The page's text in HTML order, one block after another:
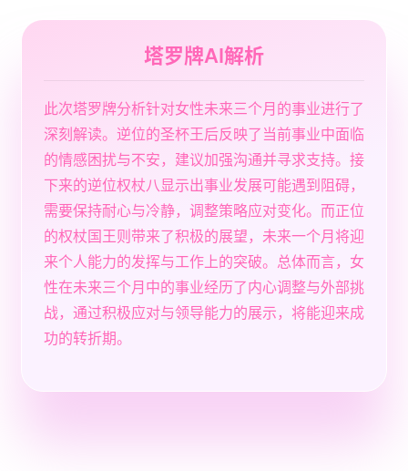
塔罗牌AI解析
此次塔罗牌分析针对女性未来三个月的事业进行了
深刻解读。逆位的圣杯王后反映了当前事业中面临
的情感困扰与不安，建议加强沟通并寻求支持。接
下来的逆位权杖八显示出事业发展可能遇到阻碍，
需要保持耐心与冷静，调整策略应对变化。而正位
的权杖国王则带来了积极的展望，未来一个月将迎
来个人能力的发挥与工作上的突破。总体而言，女
性在未来三个月中的事业经历了内心调整与外部挑
战，通过积极应对与领导能力的展示，将能迎来成
功的转折期。